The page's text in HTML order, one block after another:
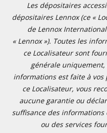
Les dépositaires
dépositaires Lennox (ce «
de Lennox
« Lennox »). Toutes les
ce Localisateur sont
générale
informations est faite à vos
ce Localisateur, vous
aucune garantie ou
suffisance des informations
ou des services